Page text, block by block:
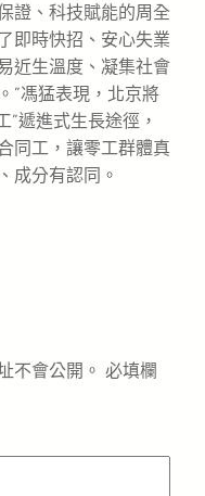
證、科技賦能的周全
即時快招、安心失業
近生溫度、凝集社會
”馮猛表現，北京將
遞進式生長途徑，
同工，讓零工群體真
成分有認同。
不會公開。 必填欄